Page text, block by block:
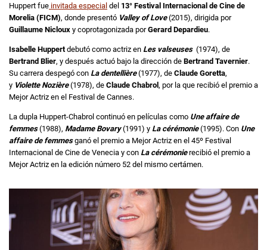
Huppert fue invitada especial del 13° Festival Internacional de Cine de
Morelia (FICM), donde presentó Valley of Love (2015), dirigida por
Guillaume Nicloux y coprotagonizada porGerard Depardieu.
Isabelle Huppert debutó como actriz en Les valseuses (1974), de
Bertrand Blier, y después actuó bajo la dirección de Bertrand Tavernier.
Su carrera despegó con La dentellière(1977), de Claude Goretta,
y Violette Nozière(1978), de Claude Chabrol, por la que recibió el premio a
Mejor Actriz en el Festival de Cannes.
La dupla Huppert-Chabrol continuó en películas como Une affaire de
femmes (1988), Madame Bovary(1991) y La cérémonie (1995). Con Une
affaire de femmesganó el premio a Mejor Actriz en el 45º Festival
Internacional de Cine de Venecia y con La cérémonierecibió el premio a
Mejor Actriz en la edición número 52 del mismo certámen.